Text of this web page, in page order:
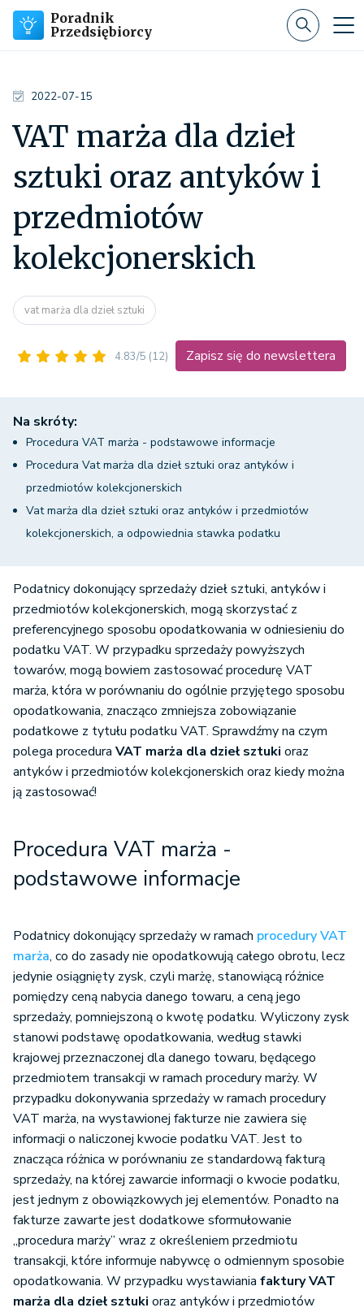
Poradnik
Przedsiębiorcy
2022-07-15
VAT marża dla dzieł
sztuki oraz antyków i
przedmiotów
kolekcjonerskich
vat marża dla dzieł sztuki
4.83/5 (12) Zapisz się do newslettera
Na skróty:
Procedura VAT marża - podstawowe informacje
Procedura Vat marża dla dzieł sztuki oraz antyków i
przedmiotów kolekcjonerskich
Vat marża dla dzieł sztuki oraz antyków i przedmiotów
kolekcjonerskich, a odpowiednia stawka podatku
Podatnicy dokonujący sprzedaży dzieł sztuki, antyków i
przedmiotów kolekcjonerskich, mogą skorzystać z
preferencyjnego sposobu opodatkowania w odniesieniu do
podatku VAT. W przypadku sprzedaży powyższych
towarów, mogą bowiem zastosować procedurę VAT
marża, która w porównaniu do ogólnie przyjętego sposobu
opodatkowania, znacząco zmniejsza zobowiązanie
podatkowe z tytułu podatku VAT. Sprawdźmy na czym
polega procedura VAT marża dla dzieł sztuki oraz
antyków i przedmiotów kolekcjonerskich oraz kiedy można
ją zastosować!
Procedura VAT marża -
podstawowe informacje
Podatnicy dokonujący sprzedaży w ramach procedury VAT
marża, co do zasady nie opodatkowują całego obrotu, lecz
jedynie osiągnięty zysk, czyli marżę, stanowiącą różnice
pomiędzy ceną nabycia danego towaru, a ceną jego
sprzedaży, pomniejszoną o kwotę podatku. Wyliczony zysk
stanowi podstawę opodatkowania, według stawki
krajowej przeznaczonej dla danego towaru, będącego
przedmiotem transakcji w ramach procedury marży. W
przypadku dokonywania sprzedaży w ramach procedury
VAT marża, na wystawionej fakturze nie zawiera się
informacji o naliczonej kwocie podatku VAT. Jest to
znacząca różnica w porównaniu ze standardową fakturą
sprzedaży, na której zawarcie informacji o kwocie podatku,
jest jednym z obowiązkowych jej elementów. Ponadto na
fakturze zawarte jest dodatkowe sformułowanie
„procedura marży” wraz z określeniem przedmiotu
transakcji, które informuje nabywcę o odmiennym sposobie
opodatkowania. W przypadku wystawiania faktury VAT
marża dla dzieł sztuki oraz antyków i przedmiotów